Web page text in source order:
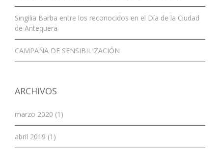
Singilia Barba entre los reconocidos en el Día de la Ciudad
de Antequera
CAMPAÑA DE SENSIBILIZACIÓN
ARCHIVOS
marzo 2020 (1)
abril 2019 (1)